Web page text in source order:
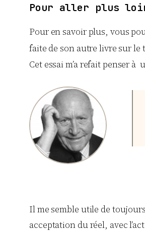
Pour aller plus
Pour en savoir plus, vous
faite de son autre livre sur le
Cet essai m’a refait penser
Il me semble utile de
acceptation du réel, avec